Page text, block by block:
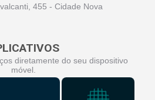
455 - Cidade Nova
diretamente do seu dispositivo
móvel.